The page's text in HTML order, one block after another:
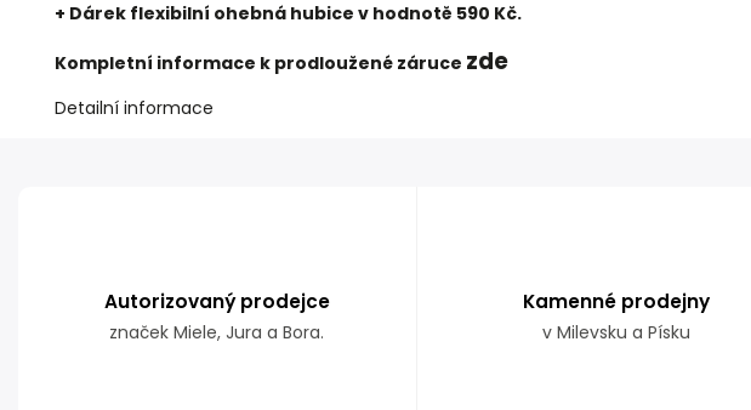
+ Dárek flexibilní ohebná hubice v hodnotě 590 Kč.
Kompletní informace k prodloužené záruce zde
Detailní informace
Autorizovaný prodejce
značek Miele, Jura a Bora.
Kamenné prodejny
v Milevsku a Písku